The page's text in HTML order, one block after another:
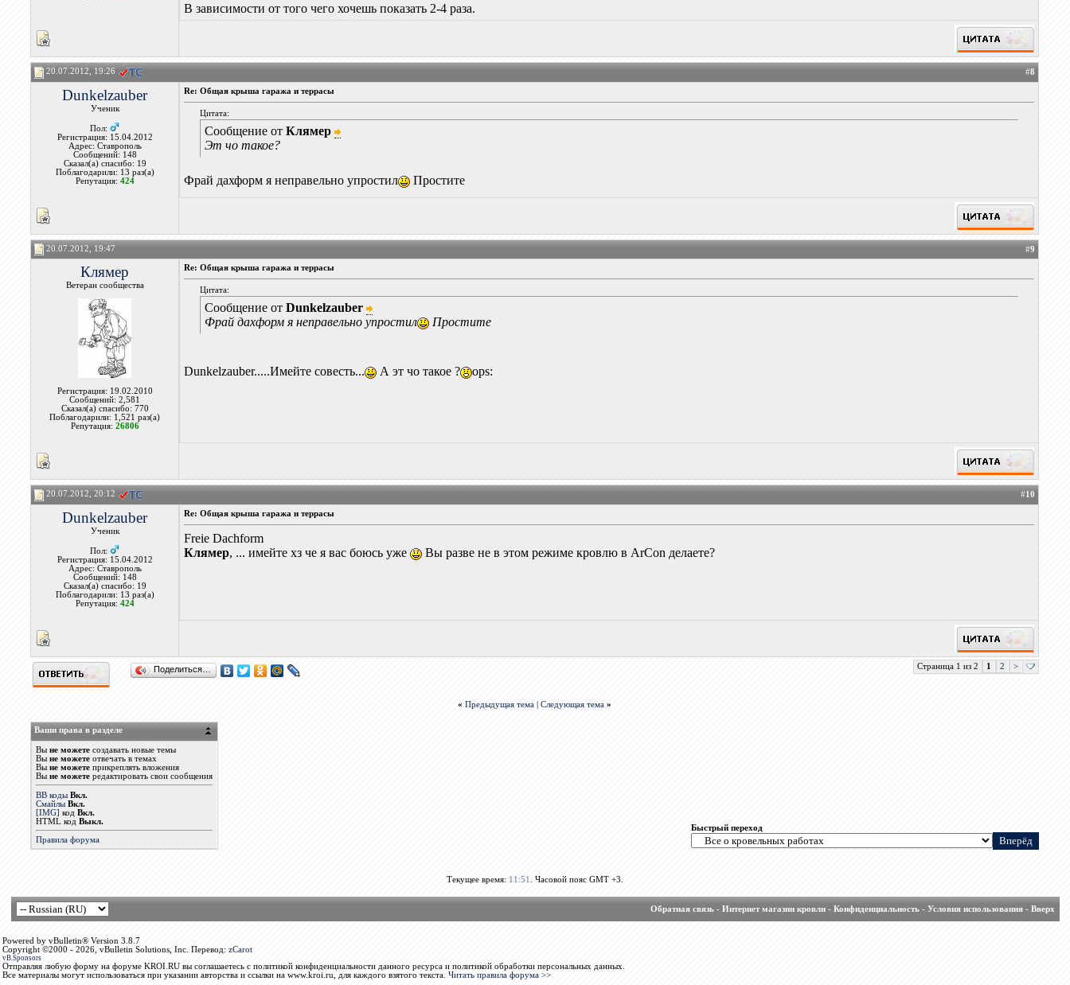
В зависимости от того чего хочешь показать 2-4 раза.
20.07.2012, 19:26 #8
Dunkelzauber
Ученик
Пол:
Регистрация: 15.04.2012
Адрес: Ставрополь
Сообщений: 148
Сказал(а) спасибо: 19
Поблагодарили: 13 раз(а)
Репутация: 424
Re: Общая крыша гаража и террасы
Цитата:
Сообщение отКлямер
Эт чо такое?
Фрай дахформ я неправельно упростил Простите
20.07.2012, 19:47 #9
Клямер
Ветеран сообщества
Регистрация: 19.02.2010
Сообщений: 2,581
Сказал(а) спасибо: 770
Поблагодарили: 1,521 раз(а)
Репутация: 26806
Re: Общая крыша гаража и террасы
Цитата:
Сообщение отDunkelzauber
Фрай дахформ я неправельно упростил
Простите
Dunkelzauber.....Имейте совесть... А эт чо такое ? ops:
20.07.2012, 20:12 #10
Dunkelzauber
Ученик
Пол:
Регистрация: 15.04.2012
Адрес: Ставрополь
Сообщений: 148
Сказал(а) спасибо: 19
Поблагодарили: 13 раз(а)
Репутация: 424
Re: Общая крыша гаража и террасы
Freie Dachform
Клямер, ... имейте хз че я вас боюсь уже Вы разве не в этом режиме кровлю в ArCon делаете?
Поделиться… Страница 1 из 2 1 2 >
« Предыдущая тема |Следующая тема »
Ваши права в разделе
Выне можете создавать новые темы
Выне можете отвечать в темах
Выне можете прикреплять вложения
Выне можете редактировать свои сообщения
BB коды Вкл.
Смайлы Вкл.
[IMG] кодВкл.
HTML кодВыкл.
Правила форума
Быстрый переход
Текущее время: 11:51 . Часовой пояс GMT +3.
Обратная связь- Интернет магазин кровли- Конфиденциальность- Условия использования- Вверх
Powered by vBulletin® Version 3.8.7
Copyright ©2000 - 2026, vBulletin Solutions, Inc. Перевод: zCarot
vB.Sponsors
Отправляя любую форму на форуме KROI.RU вы соглашаетесь с политикой конфиденциальности данного ресурса и политикой обработки персональных данных.
Все материалы могут использоваться при указании авторства и ссылки на www.kroi.ru, для каждого взятого текста. Читать правила форума >>